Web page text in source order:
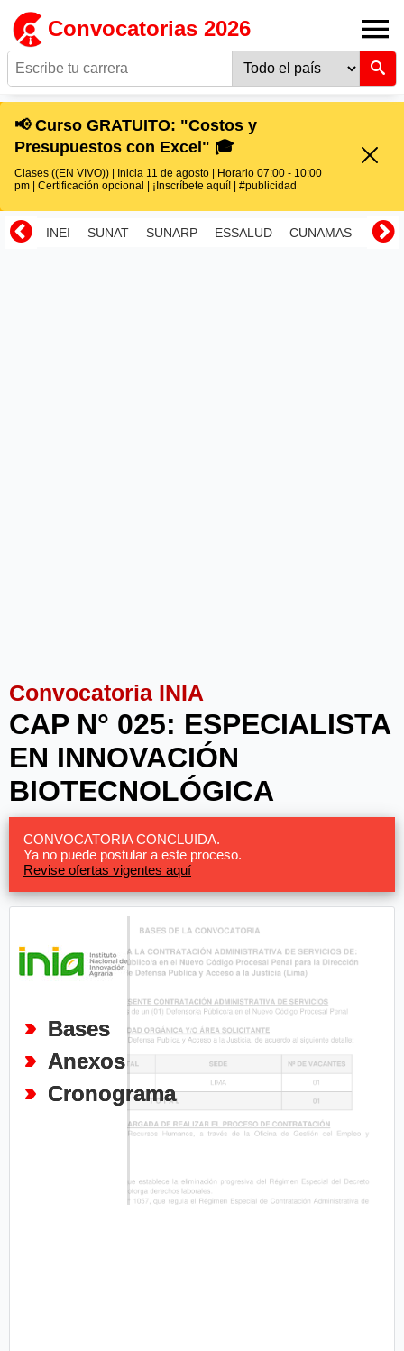
Convocatorias 2026
📢 Curso GRATUITO: "Costos y
Presupuestos con Excel" 🎓
Clases ((EN VIVO)) | Inicia 11 de agosto | Horario 07:00 - 10:00
pm | Certificación opcional | ¡Inscríbete aquí! | #publicidad
INEI SUNAT SUNARP ESSALUD CUNAMAS
Convocatoria INIA
CAP N° 025: ESPECIALISTA
EN INNOVACIÓN
BIOTECNOLÓGICA
CONVOCATORIA CONCLUIDA.
Ya no puede postular a este proceso.
Revise ofertas vigentes aquí
Bases
Anexos
Cronograma